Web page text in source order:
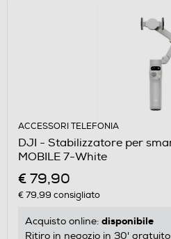
ACCESSORI TELEFONIA
DJI - Stabilizzatore per
MOBILE 7-White
€ 79,90
€ 79,99 consigliato
Acquisto online: disponibile
Ritiro in negozio in 30'